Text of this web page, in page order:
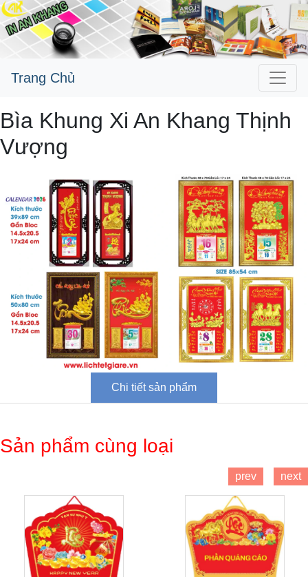
Trang Chủ
Bìa Khung Xi An Khang Thịnh
Vượng
Chi tiết sản phẩm
Sản phẩm cùng loại
prev next